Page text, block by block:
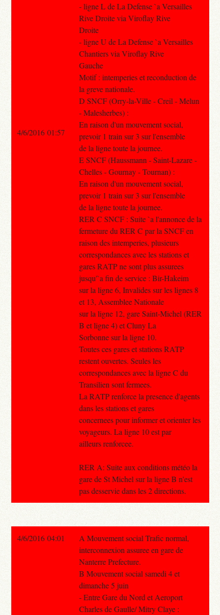
- ligne L de La Defense `a Versailles
Rive Droite via Viroflay Rive
Droite
- ligne U de La Defense `a Versailles
Chantiers via Viroflay Rive
Gauche
Motif : intemperies et reconduction de
la greve nationale.
D SNCF (Orry-la-Ville - Creil - Melun
- Malesherbes) :
En raison d'un mouvement social,
prevoir 1 train sur 3 sur l'ensemble
de la ligne toute la journee.
E SNCF (Haussmann - Saint-Lazare -
Chelles - Gournay - Tournan) :
En raison d'un mouvement social,
prevoir 1 train sur 3 sur l'ensemble
de la ligne toute la journee.
RER C SNCF : Suite `a l'annonce de la
fermeture du RER C par la SNCF en
raison des intemperies, plusieurs
correspondances avec les stations et
gares RATP ne sont plus assurees
jusqu'`a fin de service : Bir-Hakeim
sur la ligne 6, Invalides sur les lignes 8
et 13, Assemblee Nationale
sur la ligne 12, gare Saint-Michel (RER
B et ligne 4) et Cluny La
Sorbonne sur la ligne 10.
Toutes ces gares et stations RATP
restent ouvertes. Seules les
correspondances avec la ligne C du
Transilien sont fermees.
La RATP renforce la presence d'agents
dans les stations et gares
concernees pour informer et orienter les
voyageurs. La ligne 10 est par
ailleurs renforcee.
RER A: Suite aux conditions météo la
gare de St Michel sur la ligne B n'est
pas desservie dans les 2 directions.
4/6/2016 01:57
4/6/2016 04:01
A Mouvement social Trafic normal,
interconnexion assuree en gare de
Nanterre Prefecture.
B Mouvement social samedi 4 et
dimanche 5 juin
- Entre Gare du Nord et Aeroport
Charles de Gaulle/ Mitry Claye :